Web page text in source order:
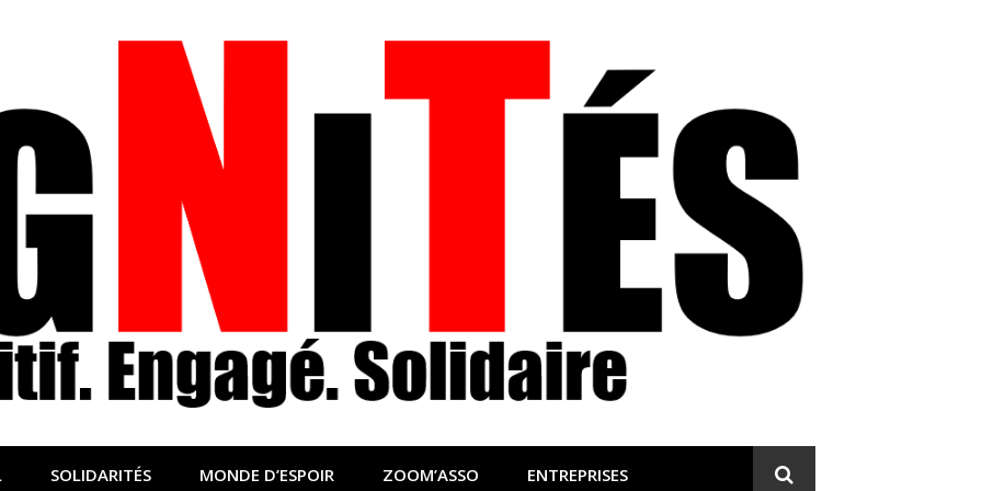
sociale, solidaire et engagée
SOLIDARITÉS MONDE D’ESPOIR ZOOM’ASSO ENTREPRISES